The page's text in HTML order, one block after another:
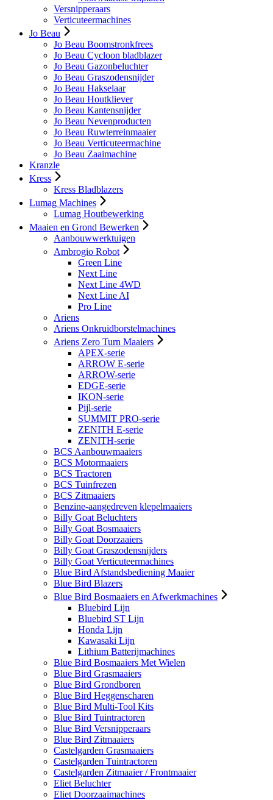
Versnipperaars
Verticuteermachines
Jo Beau
Jo Beau Boomstronkfrees
Jo Beau Cycloon bladblazer
Jo Beau Gazonbeluchter
Jo Beau Graszodensnijder
Jo Beau Hakselaar
Jo Beau Houtkliever
Jo Beau Kantensnijder
Jo Beau Nevenproducten
Jo Beau Ruwterreinmaaier
Jo Beau Verticuteermachine
Jo Beau Zaaimachine
Kranzle
Kress
Kress Bladblazers
Lumag Machines
Lumag Houtbewerking
Maaien en Grond Bewerken
Aanbouwwerktuigen
Ambrogio Robot
Green Line
Next Line
Next Line 4WD
Next Line AI
Pro Line
Ariens
Ariens Onkruidborstelmachines
Ariens Zero Turn Maaiers
APEX-serie
ARROW E-serie
ARROW-serie
EDGE-serie
IKON-serie
Pijl-serie
SUMMIT PRO-serie
ZENITH E-serie
ZENITH-serie
BCS Aanbouwmaaiers
BCS Motormaaiers
BCS Tractoren
BCS Tuinfrezen
BCS Zitmaaiers
Benzine-aangedreven klepelmaaiers
Billy Goat Beluchters
Billy Goat Bosmaaiers
Billy Goat Doorzaaiers
Billy Goat Graszodensnijders
Billy Goat Verticuteermachines
Blue Bird Afstandsbediening Maaier
Blue Bird Blazers
Blue Bird Bosmaaiers en Afwerkmachines
Bluebird Lijn
Bluebird ST Lijn
Honda Lijn
Kawasaki Lijn
Lithium Batterijmachines
Blue Bird Bosmaaiers Met Wielen
Blue Bird Grasmaaiers
Blue Bird Grondboren
Blue Bird Heggenscharen
Blue Bird Multi-Tool Kits
Blue Bird Tuintractoren
Blue Bird Versnipperaars
Blue Bird Zitmaaiers
Castelgarden Grasmaaiers
Castelgarden Tuintractoren
Castelgarden Zitmaaier / Frontmaaier
Eliet Beluchter
Eliet Doorzaaimachines